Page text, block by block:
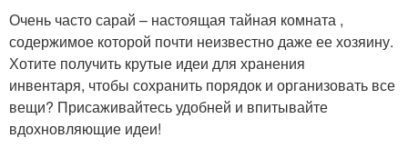
Очень часто сарай – настоящая тайная комната ,
содержимое которой почти неизвестно даже ее хозяину.
Хотите получить крутые идеи для хранения
инвентаря, чтобы сохранить порядок и организовать все
вещи? Присаживайтесь удобней и впитывайте
вдохновляющие идеи!